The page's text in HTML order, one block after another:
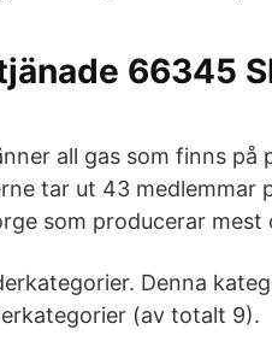
66345
all gas som finns
tar ut 43 medlemmar
som producerar mest
Denna
(av totalt 9).